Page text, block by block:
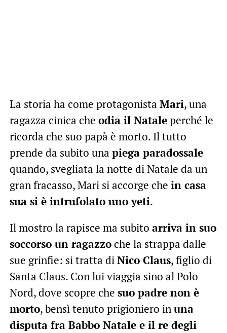
La storia ha come protagonista Mari, una
ragazza cinica che odia il Nataleperché le
ricorda che suo papà è morto. Il tutto
prende da subito una piega paradossale
quando, svegliata la notte di Natale da un
gran fracasso, Mari si accorge che in casa
sua si è intrufolato uno yeti.
Il mostro la rapisce ma subito arriva in suo
soccorso un ragazzoche la strappa dalle
sue grinfie: si tratta diNico Claus, figlio di
Santa Claus. Con lui viaggia sino al Polo
Nord, dove scopre che suo padre non è
morto, bensì tenuto prigioniero inuna
disputa fra Babbo Natale e il re degli